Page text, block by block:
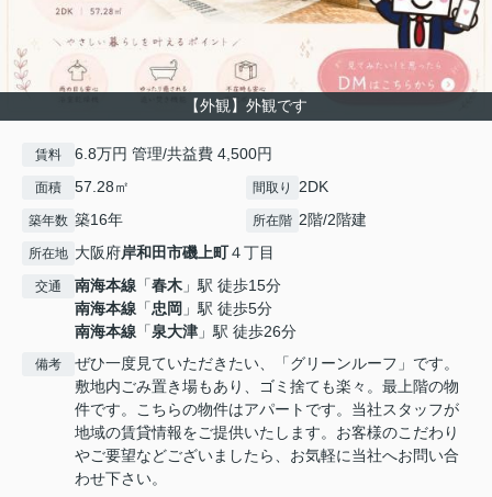
【外観】外観です
賃料 6.8万円 管理/共益費 4,500円
面積 57.28㎡ 間取り 2DK
築年数 築16年 所在階 2階/2階建
所在地 大阪府岸和田市磯上町４丁目
交通 南海本線 「春木 」駅 徒歩15分
南海本線 「忠岡 」駅 徒歩5分
南海本線 「泉大津 」駅 徒歩26分
備考
ぜひ一度見ていただきたい、「グリーンルーフ」です。
敷地内ごみ置き場もあり、ゴミ捨ても楽々。最上階の物
件です。こちらの物件はアパートです。当社スタッフが
地域の賃貸情報をご提供いたします。お客様のこだわり
やご要望などございましたら、お気軽に当社へお問い合
わせ下さい。